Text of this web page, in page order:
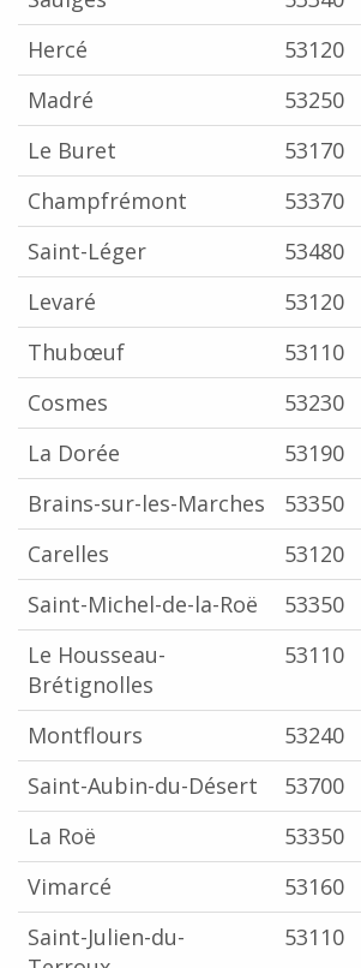
Hercé
53120
Madré
53250
Le Buret
53170
Champfrémont
53370
Saint-Léger
53480
Levaré
53120
Thubœuf
53110
Cosmes
53230
La Dorée
53190
Brains-sur-les-Marches
53350
Carelles
53120
Saint-Michel-de-la-Roë
53350
Le Housseau-
Brétignolles
53110
Montflours 53240
Saint-Aubin-du-Désert
53700
La Roë
53350
Vimarcé
53160
Saint-Julien-du-
53110